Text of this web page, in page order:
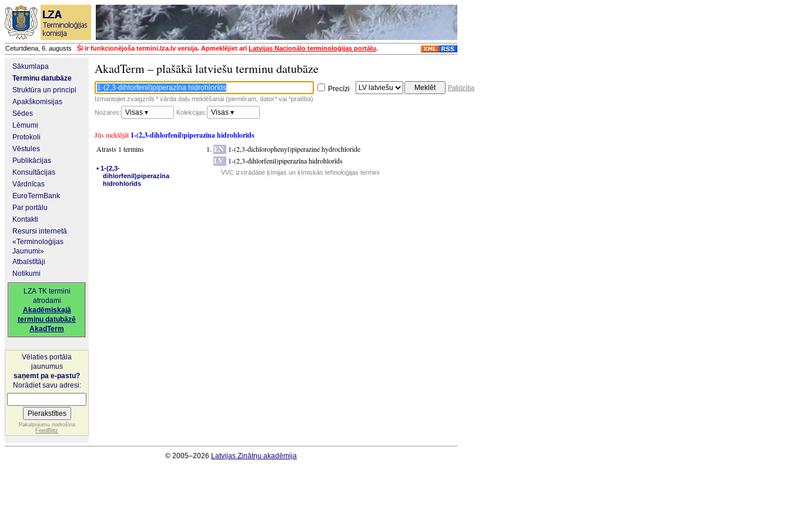
Ceturtdiena, 6. augusts Šī ir funkcionējoša termini.lza.lv versija. Apmeklējiet arīLatvijas Nacionālo terminoloģijas portālu.
Sākumlapa
Terminu datubāze
Struktūra un principi
Apakškomisijas
Sēdes
Lēmumi
Protokoli
Vēstules
Publikācijas
Konsultācijas
Vārdnīcas
EuroTermBank
Par portālu
Kontakti
Resursi internetā
«Terminoloģijas
Jaunumi»
Atbalstītāji
Notikumi
LZA TK termini
atrodami
Akadēmiskajā
terminu datubāzē
AkadTerm
Vēlaties portāla
jaunumus
saņemt pa e-pastu?
Norādiet savu adresi:
Pakalpojumu nodrošina
FeedBlitz
AkadTerm – plašākā latviešu terminu datubāze
Precīzi
Palīdzība
Izmantojiet zvaigznīti * vārda daļu meklēšanai (piemēram, dator* vai *pratība)
Nozares:
Visas ▾ Kolekcijas: Visas ▾
Jūs meklējāt 1-(2,3-dihlorfenil)piperazīna hidrohlorīds
Atrasts 1 termins
▪ 1-(2,3-
dihlorfenil)piperazīna
hidrohlorīds
EN 1-(2,3-dichlorophenyl)piperazine hydrochloride
LV 1-(2,3-dihlorfenil)piperazīna hidrohlorīds
VVC izstrādātie ķīmijas un ķīmiskās tehnoloģijas termini
© 2005–2026 Latvijas Zinātņu akadēmija